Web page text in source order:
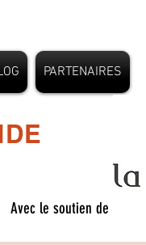
PARTENAIRES
Avec le soutien de